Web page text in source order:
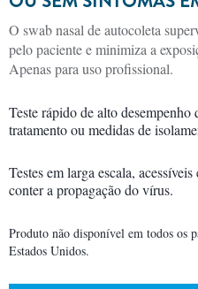
O swab nasal de autocoleta
pelo paciente e minimiza a
Apenas para uso profissional.
Teste rápido de alto
tratamento ou medidas de
Testes em larga escala,
conter a propagação do vírus.
Produto não disponível em todos os
Estados Unidos.